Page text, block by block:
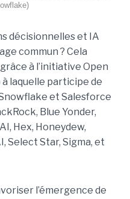
décisionnelles et IA
commun ? Cela
à l’initiative Open
laquelle participe de
et Salesforce
Blue Yonder,
Hex, Honeydew,
Select Star, Sigma, et
l’émergence de